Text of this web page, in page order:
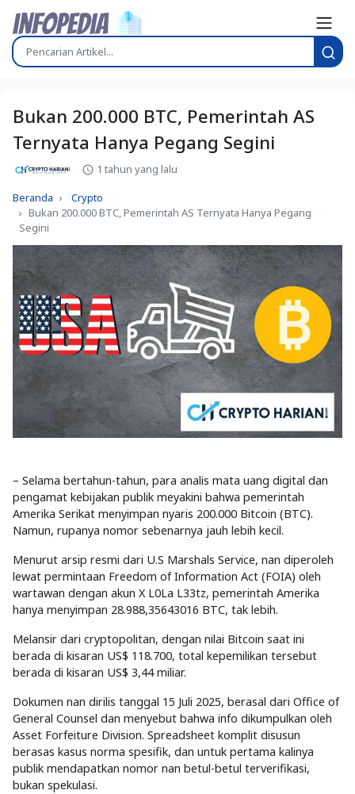
Bukan 200.000 BTC, Pemerintah AS
Ternyata Hanya Pegang Segini
1 tahun yang lalu
Beranda
Crypto
Bukan 200.000 BTC, Pemerintah AS Ternyata Hanya Pegang
Segini
– Selama bertahun-tahun, para analis mata uang digital dan
pengamat kebijakan publik meyakini bahwa pemerintah
Amerika Serikat menyimpan nyaris 200.000 Bitcoin (BTC).
Namun, rupanya nomor sebenarnya jauh lebih kecil.
Menurut arsip resmi dari U.S Marshals Service, nan diperoleh
lewat permintaan Freedom of Information Act (FOIA) oleh
wartawan dengan akun X L0La L33tz, pemerintah Amerika
hanya menyimpan 28.988,35643016 BTC, tak lebih.
Melansir dari cryptopolitan, dengan nilai Bitcoin saat ini
berada di kisaran US$ 118.700, total kepemilikan tersebut
berada di kisaran US$ 3,44 miliar.
Dokumen nan dirilis tanggal 15 Juli 2025, berasal dari Office of
General Counsel dan menyebut bahwa info dikumpulkan oleh
Asset Forfeiture Division. Spreadsheet komplit disusun
berasas kasus norma spesifik, dan untuk pertama kalinya
publik mendapatkan nomor nan betul-betul terverifikasi,
bukan spekulasi.